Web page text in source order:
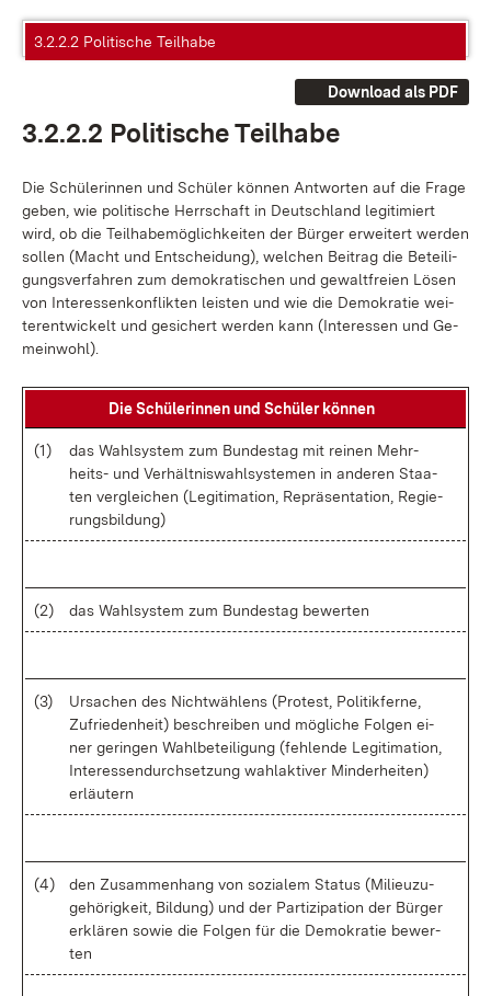
3.2.2.2 Politische Teilhabe
Download als PDF
3.2.2.2 Po­li­ti­sche Teil­ha­be
Die Schü­le­rin­nen und Schü­ler kön­nen Ant­wor­ten auf die Fra­ge
ge­ben, wie po­li­ti­sche Herr­schaft in Deutsch­land le­gi­ti­miert
wird, ob die Teil­ha­be­mög­lich­kei­ten der Bür­ger er­wei­tert wer­den
sol­len (Macht und Ent­schei­dung), wel­chen Bei­trag die Be­tei­li­
gungs­ver­fah­ren zum de­mo­kra­ti­schen und ge­walt­frei­en Lö­sen
von In­ter­es­sen­kon­flik­ten leis­ten und wie die De­mo­kra­tie wei­
ter­ent­wi­ckelt und ge­si­chert wer­den kann (In­ter­es­sen und Ge­
mein­wohl).
Die Schü­le­rin­nen und Schü­ler kön­nen
(1)
das Wahl­sys­tem zum Bun­des­tag mit rei­nen Mehr­
heits- und Ver­hält­nis­wahl­sys­te­men in an­de­ren Staa­
ten ver­glei­chen (Le­gi­ti­ma­ti­on, Re­prä­sen­ta­ti­on, Re­gie­
rungs­bil­dung)
(2) das Wahl­sys­tem zum Bun­des­tag be­wer­ten
(3)
Ur­sa­chen des Nicht­wäh­lens (Pro­test, Po­li­tik­fer­ne,
Zu­frie­den­heit) be­schrei­ben und mög­li­che Fol­gen ei­
ner ge­rin­gen Wahl­be­tei­li­gung (feh­len­de Le­gi­ti­ma­ti­on,
In­ter­es­sen­durch­set­zung wahl­ak­ti­ver Min­der­hei­ten)
er­läu­tern
(4)
den Zu­sam­men­hang von so­zia­lem Sta­tus (Mi­lieu­zu­
ge­hö­rig­keit, Bil­dung) und der Par­ti­zi­pa­ti­on der Bür­ger
er­klä­ren so­wie die Fol­gen für die De­mo­kra­tie be­wer­
ten